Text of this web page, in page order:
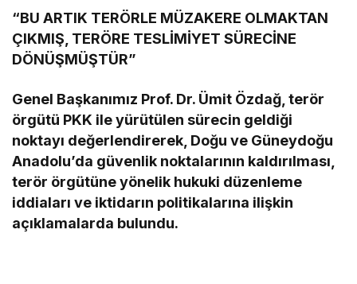
“BU ARTIK TERÖRLE MÜZAKERE OLMAKTAN
ÇIKMIŞ, TERÖRE TESLİMİYET SÜRECİNE
DÖNÜŞMÜŞTÜR”
Genel Başkanımız Prof. Dr. Ümit Özdağ, terör
örgütü PKK ile yürütülen sürecin geldiği
noktayı değerlendirerek, Doğu ve Güneydoğu
Anadolu’da güvenlik noktalarının kaldırılması,
terör örgütüne yönelik hukuki düzenleme
iddiaları ve iktidarın politikalarına ilişkin
açıklamalarda bulundu.